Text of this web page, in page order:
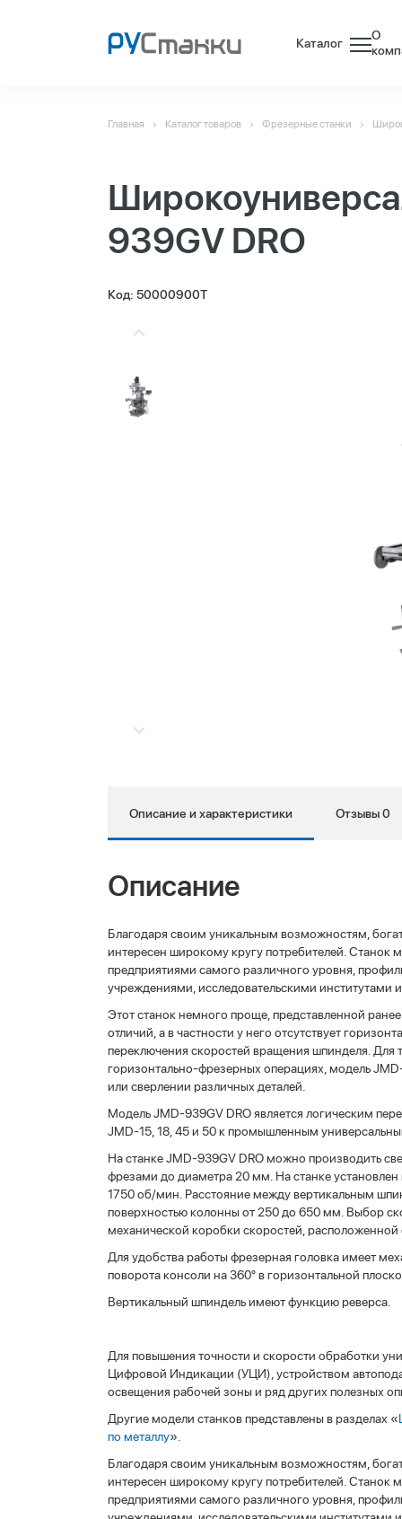
Каталог
О
Главная Каталог товаров Фрезерные станки
939GV DRO
Код: 50000900T
Описание и характеристики Отзывы 0
Описание
Благодаря своим уникальным возможностям,
интересен широкому кругу потребителей.
предприятиями самого различного уровня,
учреждениями, исследовательскими институтами
Этот станок немного проще, представленной
отличий, а в частности у него отсутствует
переключения скоростей вращения шпинделя. Для
горизонтально-фрезерных операциях, модель
или сверлении различных деталей.
Модель JMD-939GV DRO является логическим
JMD-15, 18, 45 и 50 к промышленным
На станке JMD-939GV DRO можно производить
фрезами до диаметра 20 мм. На станке
1750 об/мин. Расстояние между вертикальным
поверхностью колонны от 250 до 650 мм. Выбор
механической коробки скоростей, расположенной
Для удобства работы фрезерная головка имеет
поворота консоли на 360° в горизонтальной
Вертикальный шпиндель имеют функцию реверса.
Для повышения точности и скорости обработки
Цифровой Индикации (УЦИ), устройством
освещения рабочей зоны и ряд других полезных
Другие модели станков представлены в разделах «
по металлу».
Благодаря своим уникальным возможностям,
интересен широкому кругу потребителей.
предприятиями самого различного уровня,